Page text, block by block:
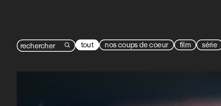
 tout nos coups de coeur film série